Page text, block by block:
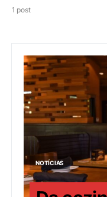
1 post
NOTÍCIAS